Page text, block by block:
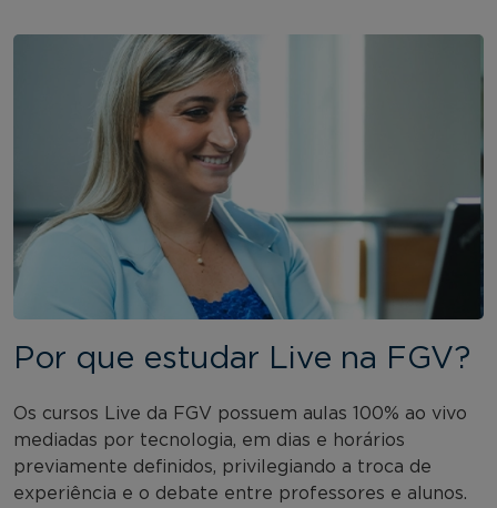
Por que estudar Live na FGV?
Os cursos Live da FGV possuem aulas 100% ao vivo
mediadas por tecnologia, em dias e horários
previamente definidos, privilegiando a troca de
experiência e o debate entre professores e alunos.